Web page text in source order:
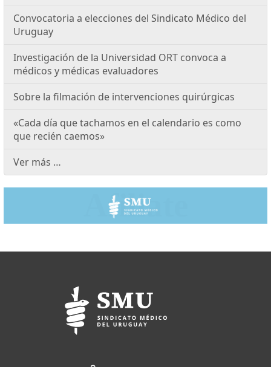
Convocatoria a elecciones del Sindicato Médico del
Uruguay
Investigación de la Universidad ORT convoca a
médicos y médicas evaluadores
Sobre la filmación de intervenciones quirúrgicas
«Cada día que tachamos en el calendario es como
que recién caemos»
Ver más …